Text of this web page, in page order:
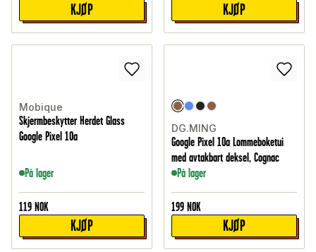
KJØP KJØP
Mobique
Skjermbeskytter Herdet Glass
Google Pixel 10a
På lager
119 NOK
KJØP
DG.MING
Google Pixel 10a Lommeboketui
med avtakbart deksel, Cognac
På lager
199 NOK
KJØP